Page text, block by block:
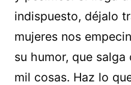
indispuesto, déjalo
mujeres nos
su humor, que
mil cosas. Haz lo